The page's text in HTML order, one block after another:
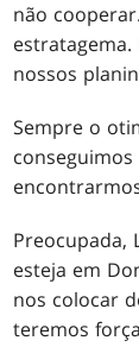
não
nossos
Sempre o
Preocupada,
esteja em
nos colocar
teremos